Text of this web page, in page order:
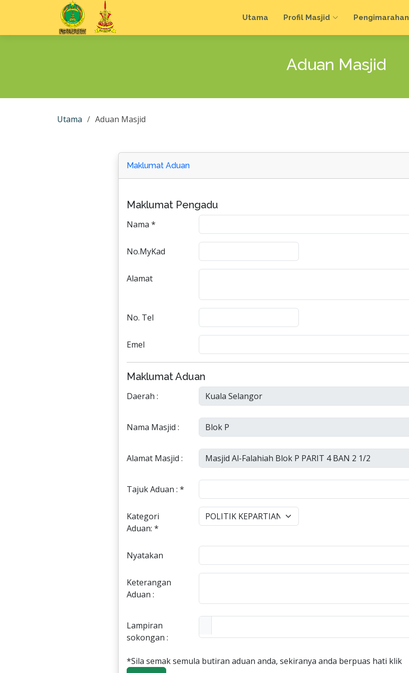
Utama Profil Masjid Pengimarahan
Aduan Masjid
Utama Aduan Masjid
Maklumat Aduan
Maklumat Pengadu
Nama *
No.MyKad
Alamat
No. Tel
Emel
Maklumat Aduan
Daerah :
Nama Masjid :
Alamat Masjid :
Tajuk Aduan : *
Kategori
Aduan: *
Nyatakan
Keterangan
Aduan :
Lampiran
sokongan :
*Sila semak semula butiran aduan anda, sekiranya anda berpuas hati klik